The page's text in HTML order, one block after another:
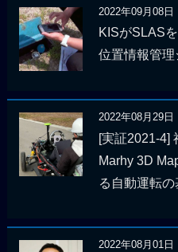
2022年09月08日
KISがSLAS
位置情報管
2022年08月29日
[実証2021-4]
Marhy 3D
る自動運転
2022年08月01日